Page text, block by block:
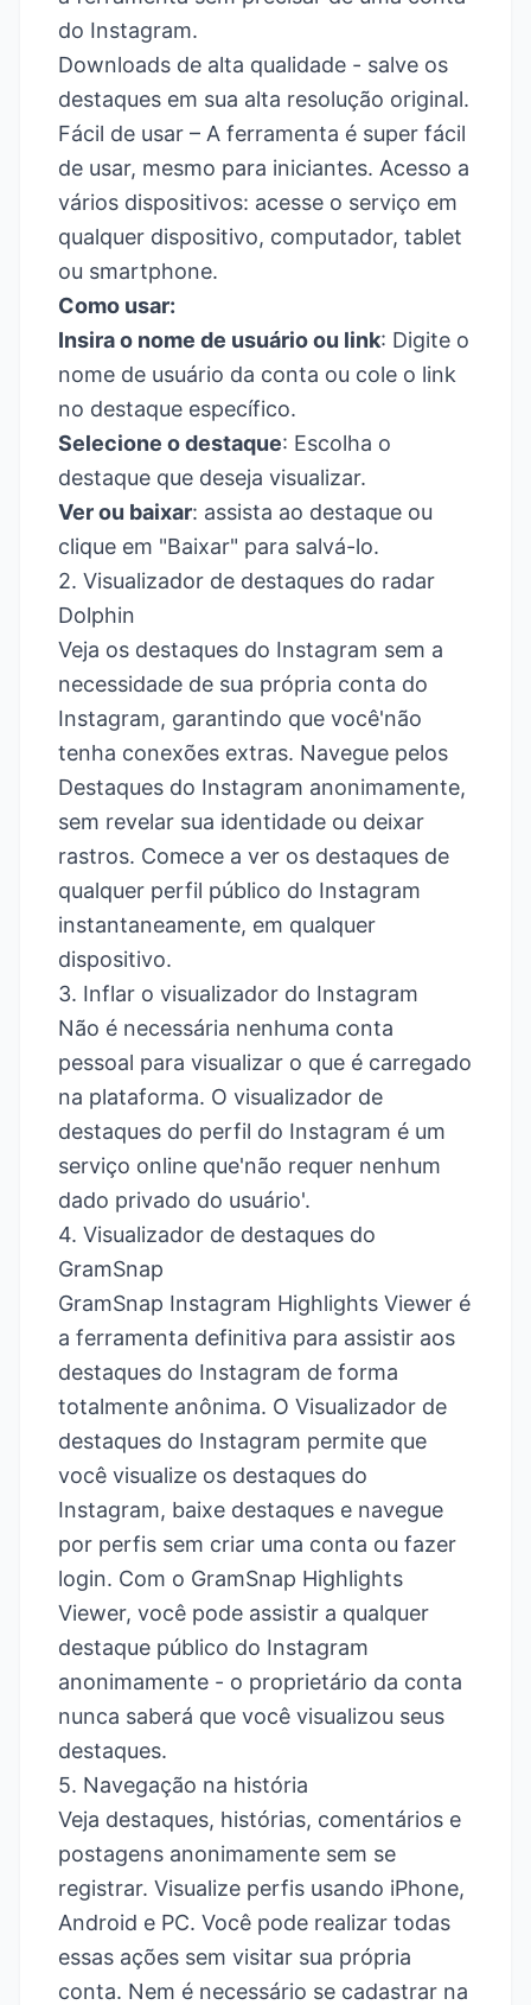
do Instagram.
Downloads de alta qualidade - salve os
destaques em sua alta resolução original.
Fácil de usar – A ferramenta é super fácil
de usar, mesmo para iniciantes. Acesso a
vários dispositivos: acesse o serviço em
qualquer dispositivo, computador, tablet
ou smartphone.
Como usar:
Insira o nome de usuário ou link: Digite o
nome de usuário da conta ou cole o link
no destaque específico.
Selecione o destaque: Escolha o
destaque que deseja visualizar.
Ver ou baixar: assista ao destaque ou
clique em "Baixar" para salvá-lo.
2. Visualizador de destaques do radar
Dolphin
Veja os destaques do Instagram sem a
necessidade de sua própria conta do
Instagram, garantindo que você'não
tenha conexões extras. Navegue pelos
Destaques do Instagram anonimamente,
sem revelar sua identidade ou deixar
rastros. Comece a ver os destaques de
qualquer perfil público do Instagram
instantaneamente, em qualquer
dispositivo.
3. Inflar o visualizador do Instagram
Não é necessária nenhuma conta
pessoal para visualizar o que é carregado
na plataforma. O visualizador de
destaques do perfil do Instagram é um
serviço online que'não requer nenhum
dado privado do usuário'.
4. Visualizador de destaques do
GramSnap
GramSnap Instagram Highlights Viewer é
a ferramenta definitiva para assistir aos
destaques do Instagram de forma
totalmente anônima. O Visualizador de
destaques do Instagram permite que
você visualize os destaques do
Instagram, baixe destaques e navegue
por perfis sem criar uma conta ou fazer
login. Com o GramSnap Highlights
Viewer, você pode assistir a qualquer
destaque público do Instagram
anonimamente - o proprietário da conta
nunca saberá que você visualizou seus
destaques.
5. Navegação na história
Veja destaques, histórias, comentários e
postagens anonimamente sem se
registrar. Visualize perfis usando iPhone,
Android e PC. Você pode realizar todas
essas ações sem visitar sua própria
conta. Nem é necessário se cadastrar na